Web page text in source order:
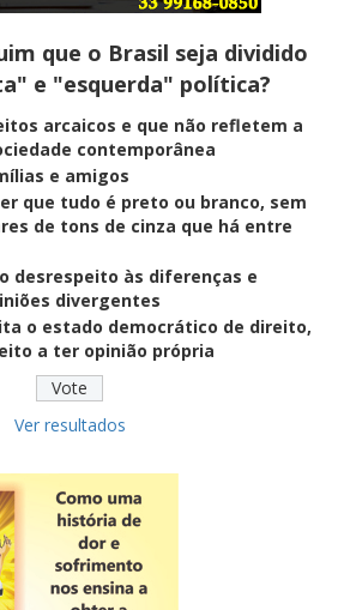
Mental
oferece escuta em saúde
para jovens no SUS Digital
Patrus Ananias como candidato
de Minas Gerais
pré-selecionados têm até terça
complementar informações
alfanumérico começa a ser emitido
sexta
que o Brasil seja dividido
e "esquerda" política?
arcaicos e que não refletem a
contemporânea
e amigos
que tudo é preto ou branco, sem
de tons de cinza que há entre
desrespeito às diferenças e
divergentes
o estado democrático de direito,
a ter opinião própria
Ver resultados